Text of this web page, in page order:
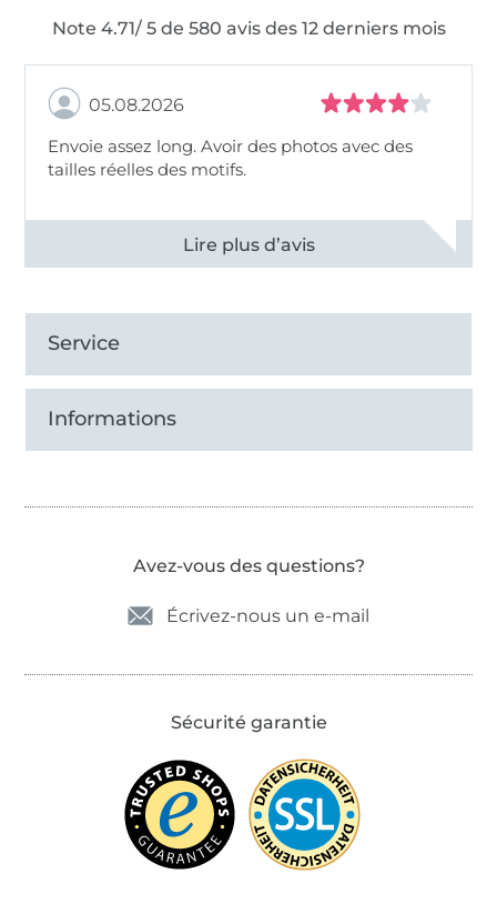
Note 4.71/ 5 de 580 avis des 12 derniers mois
05.08.2026
Envoie assez long. Avoir des photos avec des
tailles réelles des motifs.
Voir tous les 11495 commentaires
Service
Informations
Avez-vous des questions?
Écrivez-nous un e-mail
Sécurité garantie